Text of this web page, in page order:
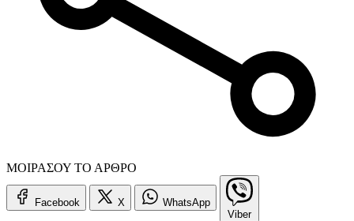
ΜΟΙΡΑΣΟΥ ΤΟ ΑΡΘΡΟ
Facebook X
WhatsApp
Viber